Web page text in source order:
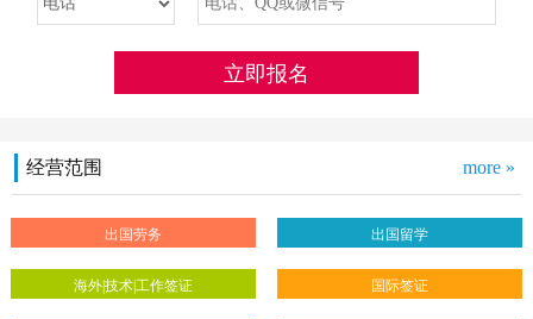
经营范围 more »
出国劳务 出国留学
海外|技术|工作签证 国际签证